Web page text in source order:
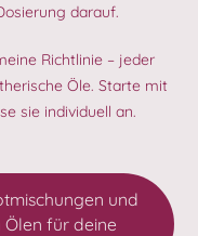
darauf.
Richtlinie – jeder
Öle. Starte mit
sie individuell an.
und
Ölen für deine